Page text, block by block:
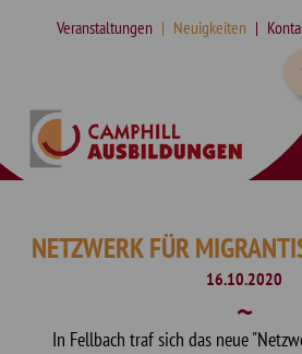
Veranstaltungen Neuigkeiten
NETZWERK FÜR
16.10.2020
In Fellbach traf sich das neue